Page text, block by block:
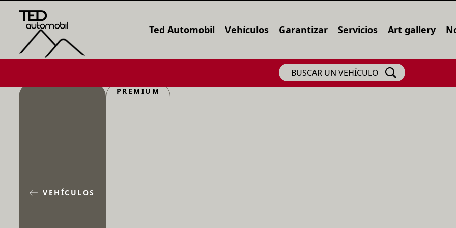
Ted Automobil Vehículos Garantizar Servicios Art gallery
BUSCAR UN VEHÍCULO
VEHÍCULOS
PREMIUM